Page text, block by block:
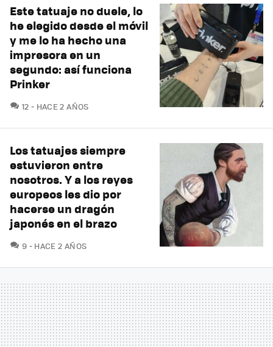
Este tatuaje no duele, lo
he elegido desde el móvil
y me lo ha hecho una
impresora en un
segundo: así funciona
Prinker
12 COMENTARIOS
HACE 2 AÑOS
Los tatuajes siempre
estuvieron entre
nosotros. Y a los reyes
europeos les dio por
hacerse un dragón
japonés en el brazo
9 COMENTARIOS
HACE 2 AÑOS